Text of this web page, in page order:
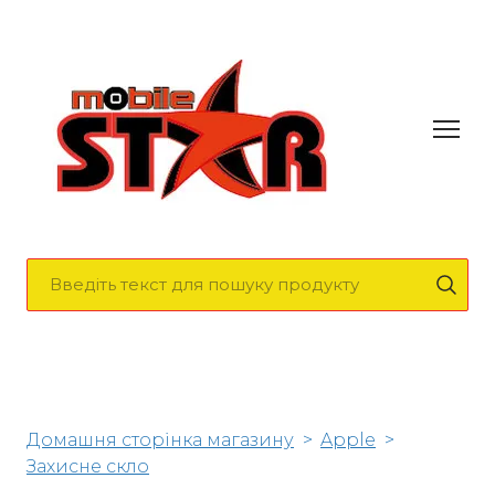
Домашня сторінка магазину
Apple
Захисне скло